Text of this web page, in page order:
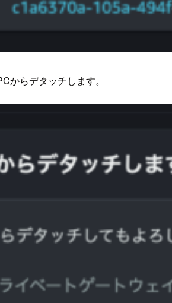
からデタッチします。